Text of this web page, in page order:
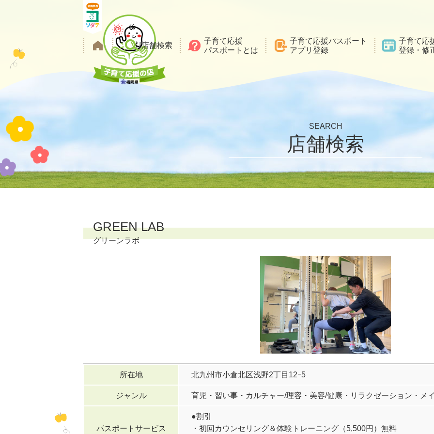
メ
ニ
ュ
ー
を
店舗検索
子育て応援
パスポートとは
子育て応援パスポート
アプリ登録
子育て応
登録・修
SEARCH
店舗検索
GREEN LAB
グリーンラボ
所在地 北九州市小倉北区浅野2丁目12ｰ5
ジャンル 育児・習い事・カルチャー/理容・美容/健康・リラクゼーション・メ
パスポートサービス
●割引
・初回カウンセリング＆体験トレーニング（5,500円）無料